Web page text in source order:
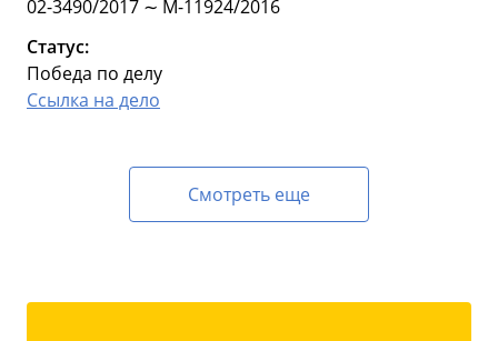
02-3490/2017 ∼ М-11924/2016
Статус:
Победа по делу
Ссылка на дело
Смотреть еще